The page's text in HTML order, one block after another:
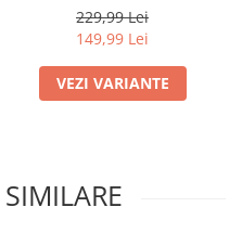
229,99 Lei
149,99 Lei
VEZI VARIANTE